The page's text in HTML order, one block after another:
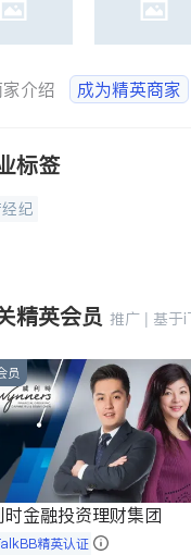
介绍 成为精英商家
标签
纪
精英会员 推广 | 基于
员
时金融投资理财集团
精英认证